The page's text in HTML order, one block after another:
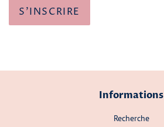
S'INSCRIRE
Informations
Recherche